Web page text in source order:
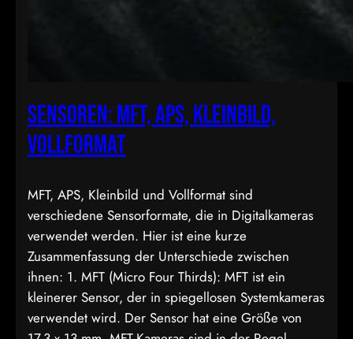
Sensoren: MFT, APS, Kleinbild,
Vollformat
MFT, APS, Kleinbild und Vollformat sind
verschiedene Sensorformate, die in Digitalkameras
verwendet werden. Hier ist eine kurze
Zusammenfassung der Unterschiede zwischen
ihnen: 1. MFT (Micro Four Thirds): MFT ist ein
kleinerer Sensor, der in spiegellosen Systemkameras
verwendet wird. Der Sensor hat eine Größe von